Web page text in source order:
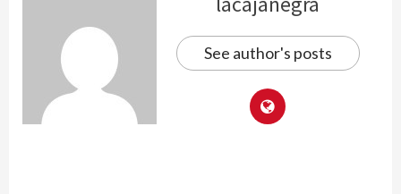
See author's posts